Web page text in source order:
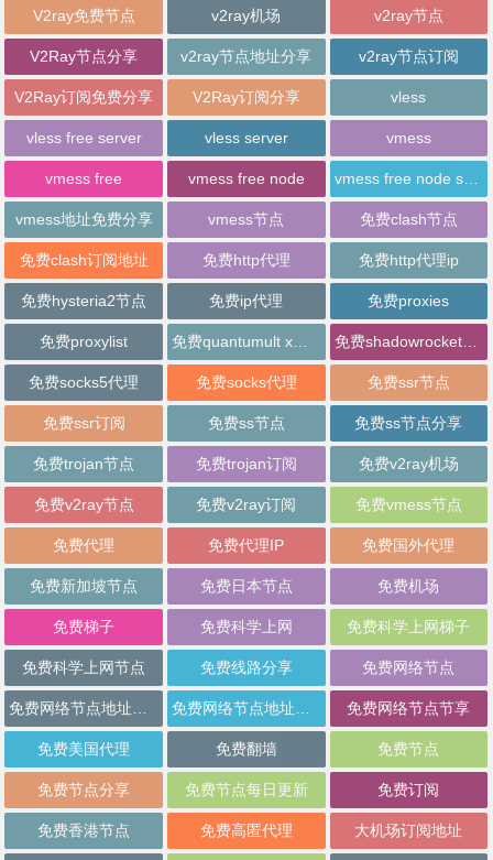
V2ray免费节点 v2ray机场 v2ray节点
V2Ray节点分享 v2ray节点地址分享 v2ray节点订阅
V2Ray订阅免费分享 V2Ray订阅分享 vless
vless free server vless server vmess
vmess free vmess free node vmess free node sharing
vmess地址免费分享 vmess节点 免费clash节点
免费clash订阅地址 免费http代理 免费http代理ip
免费hysteria2节点 免费ip代理 免费proxies
免费proxylist 免费shadowrocket节点
免费socks5代理 免费socks代理 免费ssr节点
免费ssr订阅 免费ss节点 免费ss节点分享
免费trojan节点 免费trojan订阅 免费v2ray机场
免费v2ray节点 免费v2ray订阅 免费vmess节点
免费代理 免费代理IP 免费国外代理
免费新加坡节点 免费日本节点 免费机场
免费梯子 免费科学上网 免费科学上网梯子
免费科学上网节点 免费线路分享 免费网络节点
免费网络节点节享
免费美国代理 免费翻墙 免费节点
免费节点分享 免费节点每日更新 免费订阅
免费香港节点 免费高匿代理 大机场订阅地址